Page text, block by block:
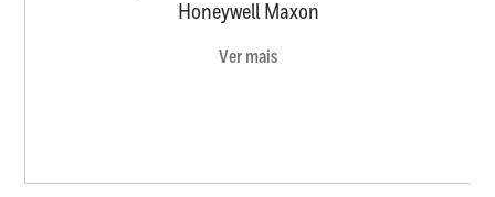
Honeywell Maxon
Ver mais